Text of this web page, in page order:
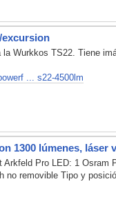
excursion
Wurkkos TS22. Tiene
... s22-4500lm
1300 lúmenes, láser
Arkfeld Pro LED: 1
no removible Tipo y